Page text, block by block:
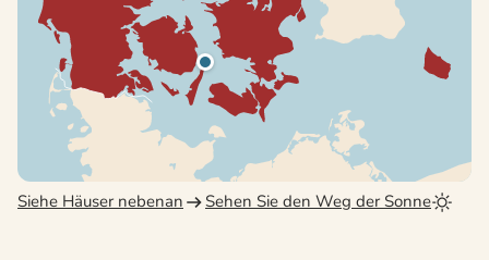
Siehe Häuser nebenan Sehen Sie den Weg der Sonne